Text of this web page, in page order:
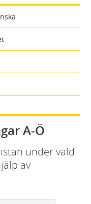
A-Ö
under vald
av